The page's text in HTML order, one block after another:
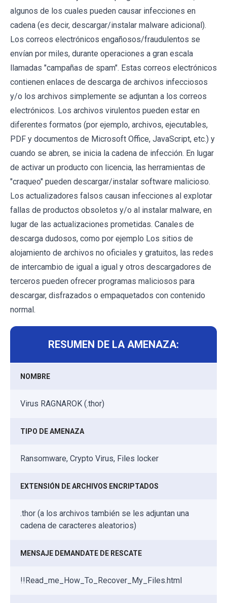
algunos de los cuales pueden causar infecciones en
cadena (es decir, descargar/instalar malware adicional).
Los correos electrónicos engañosos/fraudulentos se
envían por miles, durante operaciones a gran escala
llamadas "campañas de spam". Estas correos electrónicos
contienen enlaces de descarga de archivos infecciosos
y/o los archivos simplemente se adjuntan a los correos
electrónicos. Los archivos virulentos pueden estar en
diferentes formatos (por ejemplo, archivos, ejecutables,
PDF y documentos de Microsoft Office, JavaScript, etc.) y
cuando se abren, se inicia la cadena de infección. En lugar
de activar un producto con licencia, las herramientas de
"craqueo" pueden descargar/instalar software malicioso.
Los actualizadores falsos causan infecciones al explotar
fallas de productos obsoletos y/o al instalar malware, en
lugar de las actualizaciones prometidas. Canales de
descarga dudosos, como por ejemplo Los sitios de
alojamiento de archivos no oficiales y gratuitos, las redes
de intercambio de igual a igual y otros descargadores de
terceros pueden ofrecer programas maliciosos para
descargar, disfrazados o empaquetados con contenido
normal.
RESUMEN DE LA AMENAZA:
NOMBRE
Virus RAGNAROK (.thor)
TIPO DE AMENAZA
Ransomware, Crypto Virus, Files locker
EXTENSIÓN DE ARCHIVOS ENCRIPTADOS
.thor (a los archivos también se les adjuntan una
cadena de caracteres aleatorios)
MENSAJE DEMANDATE DE RESCATE
!!Read_me_How_To_Recover_My_Files.html